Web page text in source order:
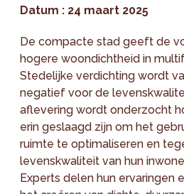
Datum : 24 maart 2025
De compacte stad geeft de
hogere woondichtheid in
Stedelijke verdichting wordt
negatief voor de
aflevering wordt onderzocht
erin geslaagd zijn om het
ruimte te optimaliseren en
levenskwaliteit van hun
Experts delen hun ervaringen